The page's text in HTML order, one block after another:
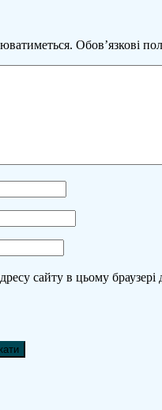
Обов’язкові
сайту в цьому